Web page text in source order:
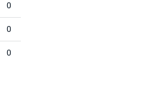
0
0
0